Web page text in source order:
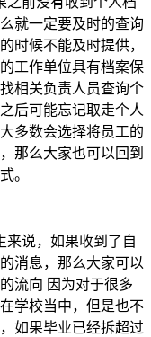
就一定要及时的查询
时候不能及时提供，
工作单位具有档案保
相关负责人员查询个
后可能忘记取走个人
多数会选择将员工的
那么大家也可以回到
。
来说，如果收到了自
消息，那么大家可以
流向 因为对于很多
学校当中，但是也不
如果毕业已经拆超过